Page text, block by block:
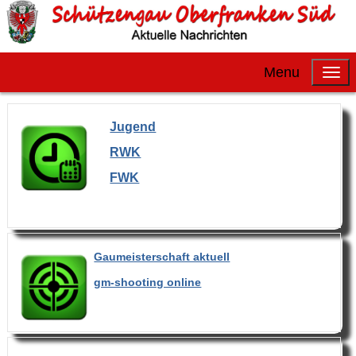
Menu
Jugend
RWK
FWK
Gaumeisterschaft aktuell
gm-shooting online